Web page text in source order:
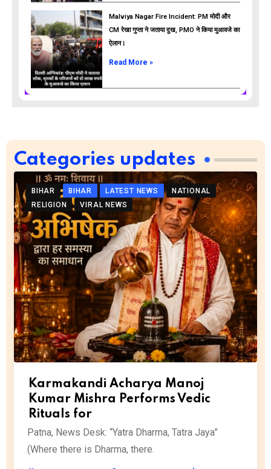
Malviya Nagar Fire Incident: PM मोदी और
CM रेखा गुप्ता ने जताया दुख, PMO ने किया मुआवजे का
ऐलान।
Read More »
Categories updates
BIHAR BIHAR LATEST NEWS
NATIONAL
RELIGION
VIRAL NEWS
Karmakandi Acharya Manoj
Kumar Mishra Performs Vedic
Rituals for
Patna, News Desk: “Yatra Dharma, Tatra Jaya”
(Where there is Dharma, there.